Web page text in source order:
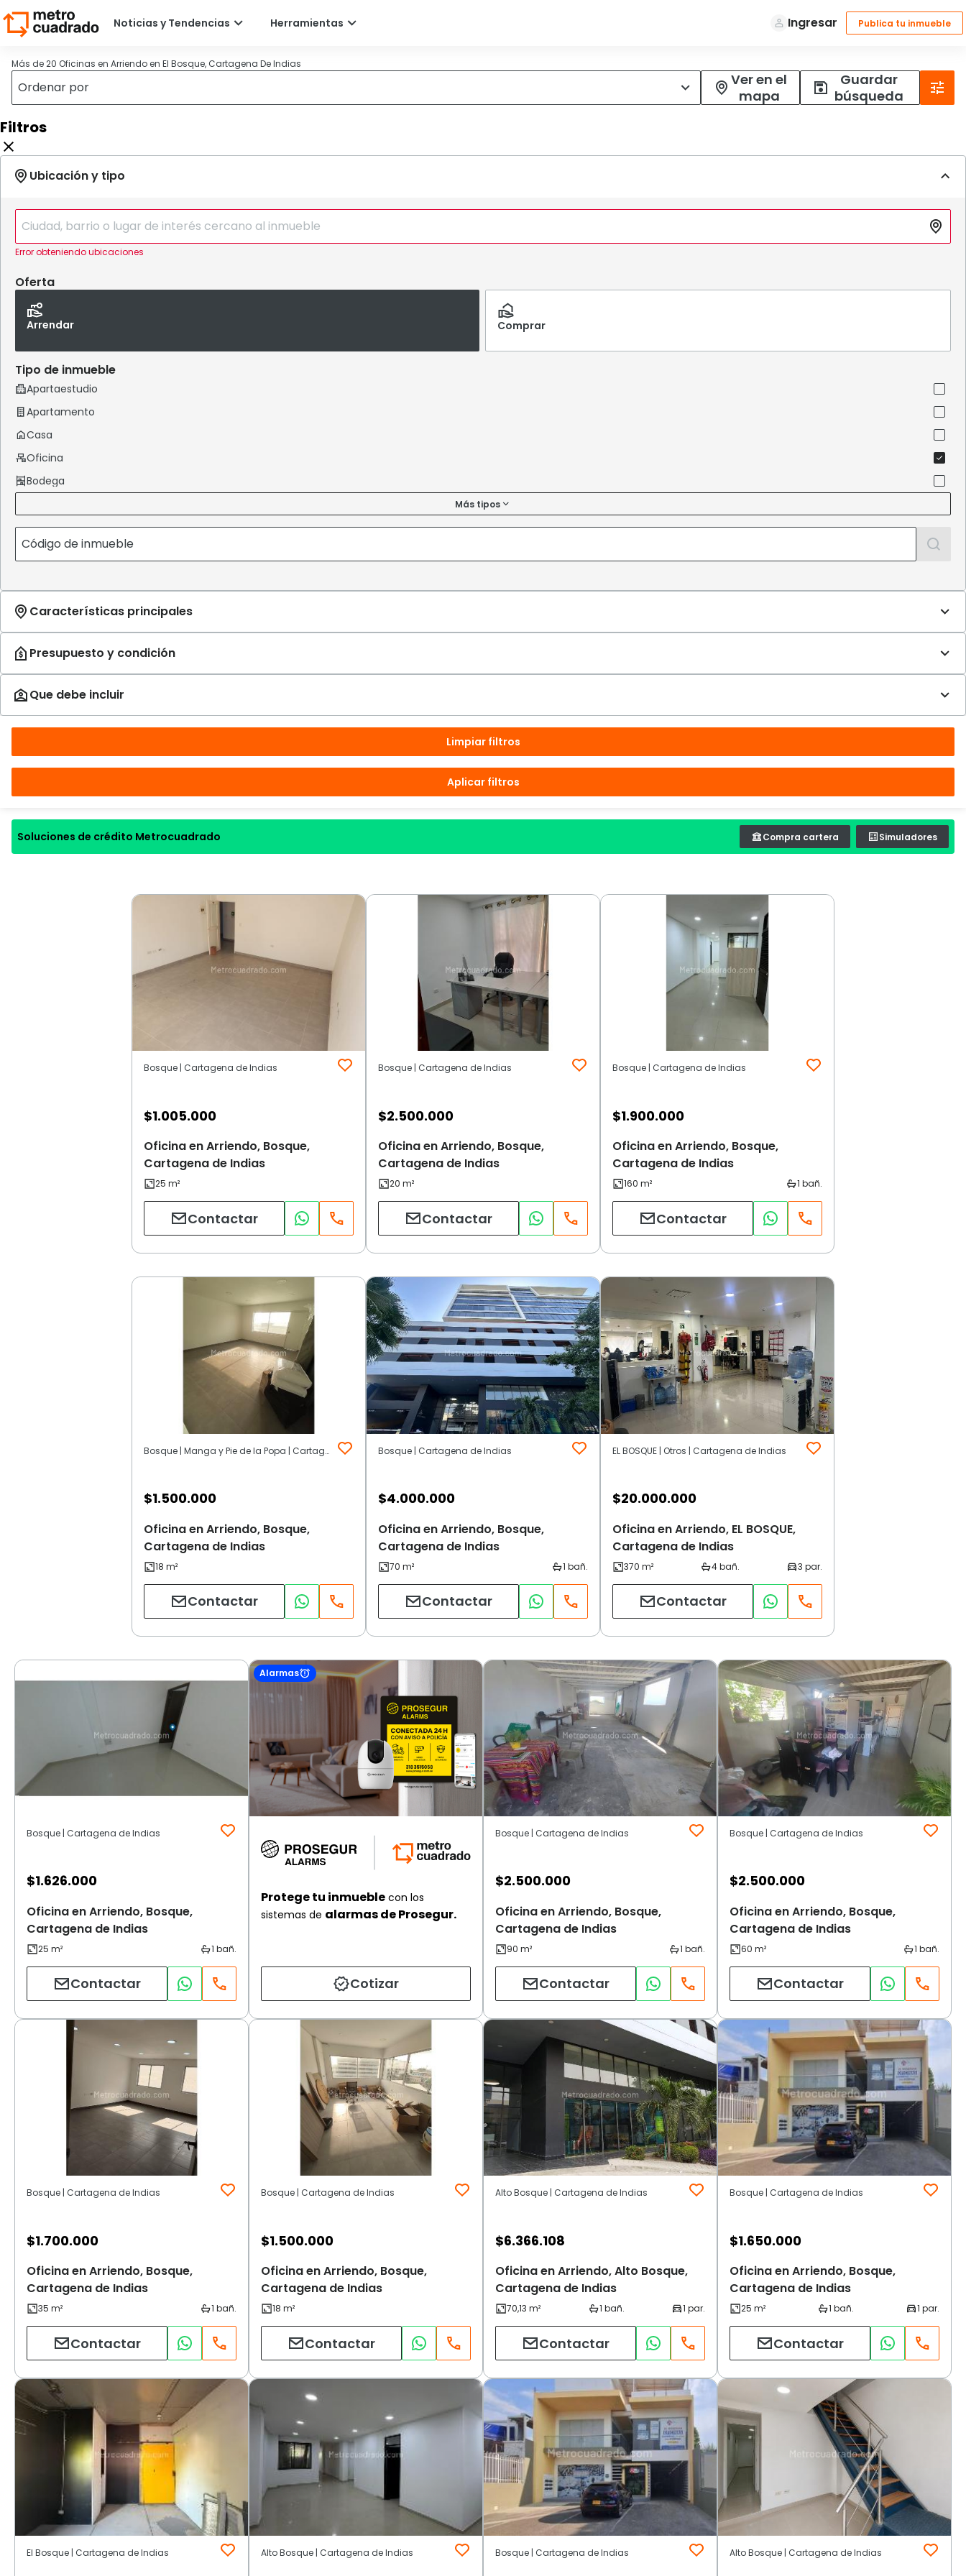
Más de 20 Oficinas en Arriendo en El Bosque, Cartagena De Indias
Ver en el
mapa
Guardar
búsqueda
Filtros
Error obteniendo ubicaciones
Oferta
Arrendar Comprar
Tipo de inmueble
Más tipos
Limpiar filtros
Aplicar filtros
Soluciones de crédito Metrocuadrado Compra cartera Simuladores
Bosque | Cartagena de Indias
$1.005.000
Oficina en Arriendo, Bosque,
Cartagena de Indias
Contactar
Bosque | Cartagena de Indias
$2.500.000
Oficina en Arriendo, Bosque,
Cartagena de Indias
Contactar
Bosque | Cartagena de Indias
$1.900.000
Oficina en Arriendo, Bosque,
Cartagena de Indias
Contactar
Bosque | Manga y Pie de la Popa | Cartagena de Indias
$1.500.000
Oficina en Arriendo, Bosque,
Cartagena de Indias
Contactar
Bosque | Cartagena de Indias
$4.000.000
Oficina en Arriendo, Bosque,
Cartagena de Indias
Contactar
EL BOSQUE | Otros | Cartagena de Indias
$20.000.000
Oficina en Arriendo, EL BOSQUE,
Cartagena de Indias
Contactar
Bosque | Cartagena de Indias
$1.626.000
Oficina en Arriendo, Bosque,
Cartagena de Indias
Contactar
Alarmas
Protege tu inmueble con los
sistemas de alarmas de Prosegur.
Cotizar
Bosque | Cartagena de Indias
$2.500.000
Oficina en Arriendo, Bosque,
Cartagena de Indias
Contactar
Bosque | Cartagena de Indias
$2.500.000
Oficina en Arriendo, Bosque,
Cartagena de Indias
Contactar
Bosque | Cartagena de Indias
$1.700.000
Oficina en Arriendo, Bosque,
Cartagena de Indias
Contactar
Bosque | Cartagena de Indias
$1.500.000
Oficina en Arriendo, Bosque,
Cartagena de Indias
Contactar
Alto Bosque | Cartagena de Indias
$6.366.108
Oficina en Arriendo, Alto Bosque,
Cartagena de Indias
Contactar
Bosque | Cartagena de Indias
$1.650.000
Oficina en Arriendo, Bosque,
Cartagena de Indias
Contactar
El Bosque | Cartagena de Indias Alto Bosque | Cartagena de Indias Bosque | Cartagena de Indias Alto Bosque | Cartagena de Indias